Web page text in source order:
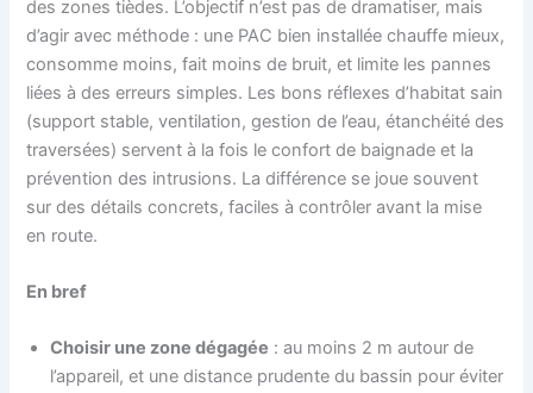
des zones tièdes. L’objectif n’est pas de dramatiser, mais
d’agir avec méthode : une PAC bien installée chauffe mieux,
consomme moins, fait moins de bruit, et limite les pannes
liées à des erreurs simples. Les bons réflexes d’habitat sain
(support stable, ventilation, gestion de l’eau, étanchéité des
traversées) servent à la fois le confort de baignade et la
prévention des intrusions. La différence se joue souvent
sur des détails concrets, faciles à contrôler avant la mise
en route.
En bref
Choisir une zone dégagée : au moins 2 m autour de
l’appareil, et une distance prudente du bassin pour éviter